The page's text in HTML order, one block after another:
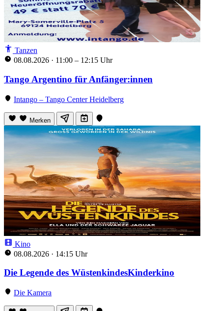
Tanzen
08.08.2026 · 11:00 – 12:15 Uhr
Tango Argentino für Anfänger:innen
Intango – Tango Center Heidelberg
Merken
Kino
08.08.2026 · 14:15 Uhr
Die Legende des WüstenkindesKinderkino
Die Kamera